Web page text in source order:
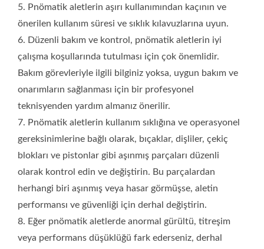
5. Pnömatik aletlerin aşırı kullanımından kaçının ve
önerilen kullanım süresi ve sıklık kılavuzlarına uyun.
6. Düzenli bakım ve kontrol, pnömatik aletlerin iyi
çalışma koşullarında tutulması için çok önemlidir.
Bakım görevleriyle ilgili bilginiz yoksa, uygun bakım ve
onarımların sağlanması için bir profesyonel
teknisyenden yardım almanız önerilir.
7. Pnömatik aletlerin kullanım sıklığına ve operasyonel
gereksinimlerine bağlı olarak, bıçaklar, dişliler, çekiç
blokları ve pistonlar gibi aşınmış parçaları düzenli
olarak kontrol edin ve değiştirin. Bu parçalardan
herhangi biri aşınmış veya hasar görmüşse, aletin
performansı ve güvenliği için derhal değiştirin.
8. Eğer pnömatik aletlerde anormal gürültü, titreşim
veya performans düşüklüğü fark ederseniz, derhal